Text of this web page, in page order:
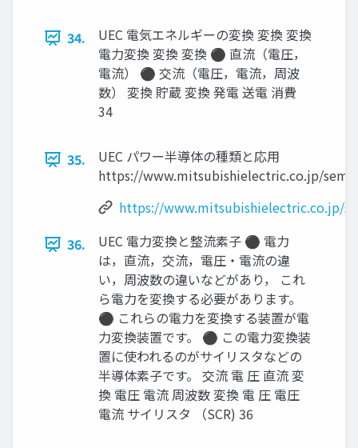
34.
UEC 電気エネルギーの変換 変換 変換
電力変換 変換 変換 ⚫ 直流（電圧，
電流） ⚫ 交流（電圧，電流，周波
数） 変換 貯蔵 変換 発電 送電 消費
34
35.
UEC パワー半導体の種類と応用
https://www.mitsubishielectric.co.jp/
https://www.mitsubishielectric.co.jp/
36.
UEC 電力変換と整流素子 ⚫ 電力
は，直流，交流，電圧・電流の違
い，周波数の違いなどがあり， これ
ら電力を変換する必要があります。
⚫ これらの電力を変換する装置が電
力変換装置です。 ⚫ この電力変換装
置に使われるのがサイリスタなどの
半導体素子です。 交流 電 圧 直流 変
換 電圧 電流 周波数 変換 電 圧 電圧
電流 サイリスタ （SCR) 36